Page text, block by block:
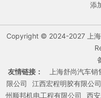
添
Copyright © 2024-2027 上海
友情链接：
上海舒尚汽车
限公司
江西宏程明胶有限公司
州顺邦机电工程有限公司
西